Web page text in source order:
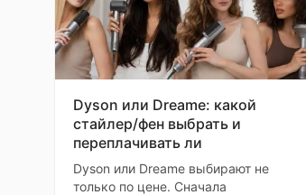
Нужны
Аксессуары
к
Гаджетам?
предотвращает
облегчает обслуживание
Основные
Тип
Dyson или Dreame: какой
стайлер/фен выбрать и
переплачивать ли
Dyson или Dreame выбирают не
только по цене. Сначала